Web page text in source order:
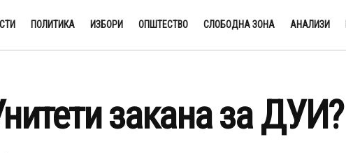
ПОЛИТИКА ИЗБОРИ ОПШТЕСТВО СЛОБОДНА ЗОНА АНАЛИЗИ
закана за ДУИ?